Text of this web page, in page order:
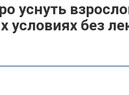
уснуть
условиях без